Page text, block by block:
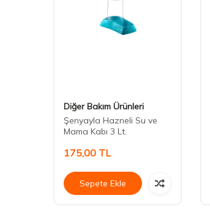
Diğer Bakım Ürünleri
Şenyayla Hazneli Su ve
Mama Kabı 3 Lt.
175,00 TL
Sepete Ekle